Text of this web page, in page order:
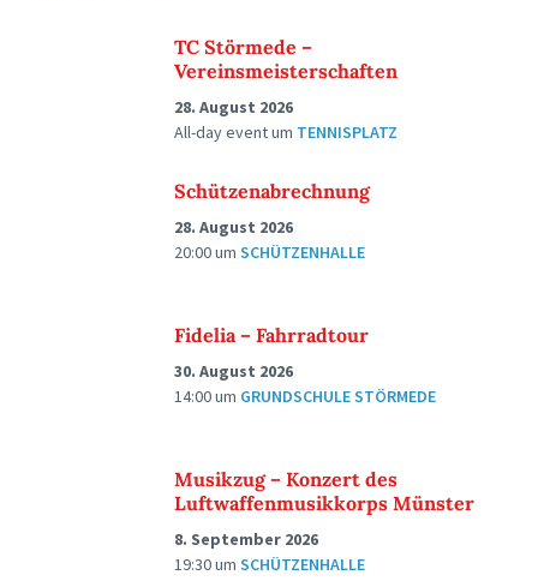
TC Störmede –
Vereinsmeisterschaften
28. August 2026
All-day eventum TENNISPLATZ
Schützenabrechnung
28. August 2026
20:00um SCHÜTZENHALLE
Fidelia – Fahrradtour
30. August 2026
14:00um GRUNDSCHULE STÖRMEDE
Musikzug – Konzert des
Luftwaffenmusikkorps Münster
8. September 2026
19:30um SCHÜTZENHALLE